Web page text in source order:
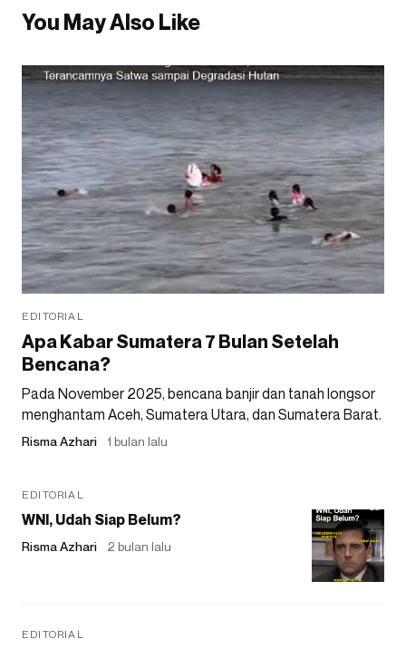
You May Also Like
EDITORIAL
Apa Kabar Sumatera 7 Bulan Setelah
Bencana?
Pada November 2025, bencana banjir dan tanah longsor
menghantam Aceh, Sumatera Utara, dan Sumatera Barat.
Risma Azhari 1 bulan lalu
EDITORIAL
WNI, Udah Siap Belum?
Risma Azhari 2 bulan lalu
EDITORIAL